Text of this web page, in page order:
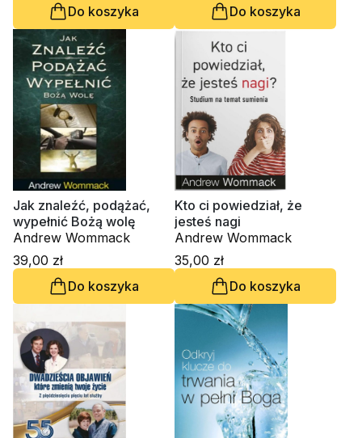
Do koszyka
Do koszyka
Jak znaleźć, podążać,
wypełnić Bożą wolę
Andrew Wommack
39,00 zł
Do koszyka
Kto ci powiedział, że
jesteś nagi
Andrew Wommack
35,00 zł
Do koszyka